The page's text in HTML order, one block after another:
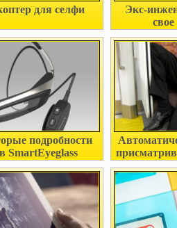
для селфи
Экс-
подробности
SmartEyeglass